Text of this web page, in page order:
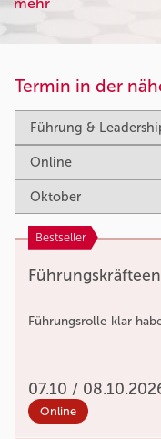
Termin in der
Bestseller
Führungsrolle klar
07.10 /
Online